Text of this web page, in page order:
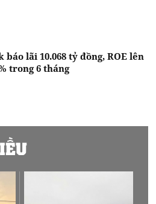
báo lãi 10.068 tỷ đồng, ROE lên
trong 6 tháng